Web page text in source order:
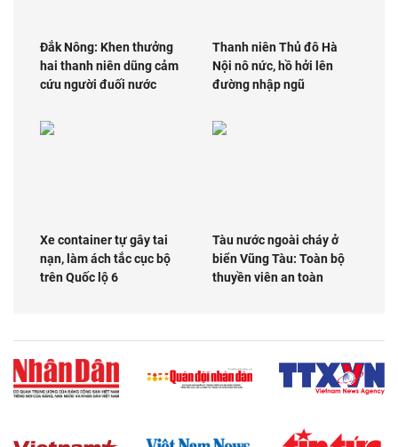
Đắk Nông: Khen thưởng
hai thanh niên dũng cảm
cứu người đuối nước
Thanh niên Thủ đô Hà
Nội nô nức, hồ hởi lên
đường nhập ngũ
Xe container tự gây tai
nạn, làm ách tắc cục bộ
trên Quốc lộ 6
Tàu nước ngoài cháy ở
biển Vũng Tàu: Toàn bộ
thuyền viên an toàn